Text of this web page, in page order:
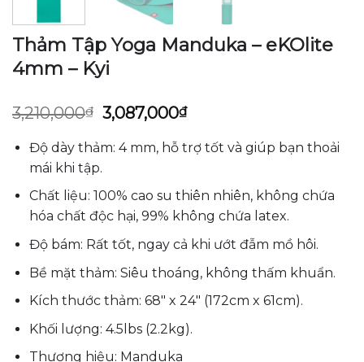
Thảm Tập Yoga Manduka – eKOlite
4mm – Kyi
3,210,000₫ Giá
là:
3,210,000₫.
3,087,000₫Giá
tại
là:
Độ dày thảm: 4 mm, hỗ trợ tốt và giúp bạn thoải
mái khi tập.
Chất liệu: 100% cao su thiên nhiên, không chứa
hóa chất độc hại, 99% không chứa latex.
Độ bám: Rất tốt, ngay cả khi ướt đẫm mồ hôi.
Bề mặt thảm: Siêu thoáng, không thấm khuẩn.
Kích thước thảm: 68″ x 24″ (172cm x 61cm).
Khối lượng: 4.5lbs (2.2kg).
Thương hiệu: Manduka